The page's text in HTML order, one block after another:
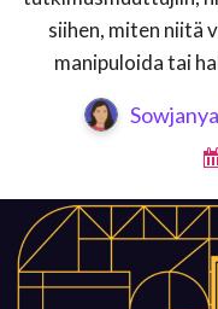
siihen, miten niitä
manipuloida tai